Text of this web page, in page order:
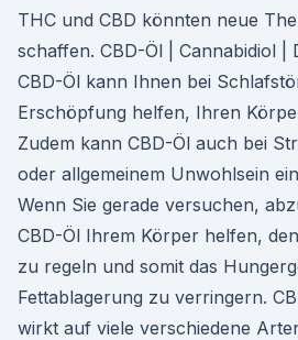
THC und CBD könnten neue
schaffen. CBD-Öl | Cannabidiol |
CBD-Öl kann Ihnen bei
Erschöpfung helfen, Ihren
Zudem kann CBD-Öl auch bei
oder allgemeinem Unwohlsein
Wenn Sie gerade versuchen,
CBD-Öl Ihrem Körper helfen,
zu regeln und somit das
Fettablagerung zu verringern.
wirkt auf viele verschiedene